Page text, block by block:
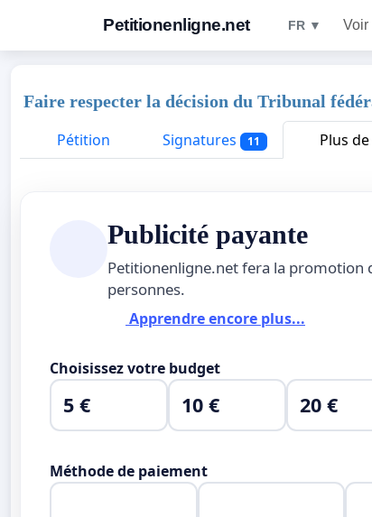
Petitionenligne.net FR ▼ Voir
Faire respecter la décision du Tribunal
Pétition
Signatures 11 Plus
Publicité payante
Petitionenligne.net fera la promotion
personnes.
Apprendre encore plus...
Choisissez votre budget
5 € 10 € 20 €
Méthode de paiement